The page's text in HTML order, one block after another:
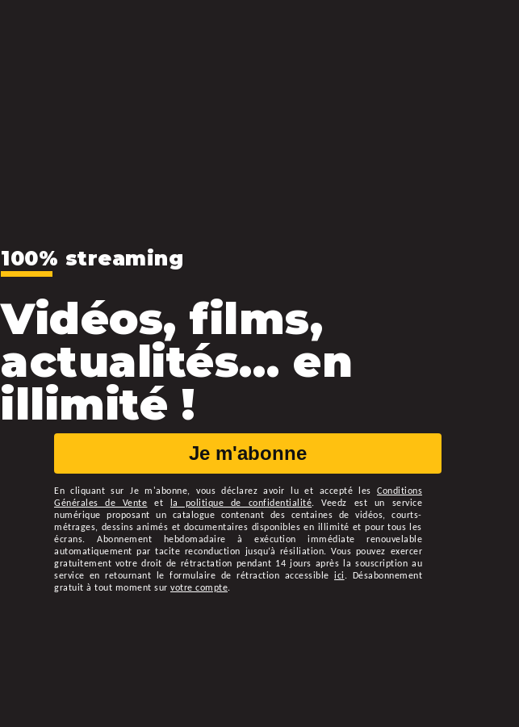
100% streaming
Vidéos, films,
actualités… en
illimité !
Je m'abonne
En cliquant surJe m'abonne, vous déclarez avoir lu et accepté lesConditions
Générales de Vente et la politique de confidentialité.Veedz est un service
numérique proposant un catalogue contenant des centaines de vidéos, courts-
métrages, dessins animés et documentaires disponibles en illimité et pour tous les
écrans. Abonnement hebdomadaire à exécution immédiate renouvelable
automatiquement par tacite reconduction jusqu’à résiliation. Vous pouvez exercer
gratuitement votre droit de rétractation pendant 14 jours après la souscription au
service en retournant le formulaire de rétraction accessibleici. Désabonnement
gratuit à tout moment sur votre compte.